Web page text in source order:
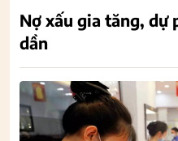
Nợ xấu gia tăng, dự
dần